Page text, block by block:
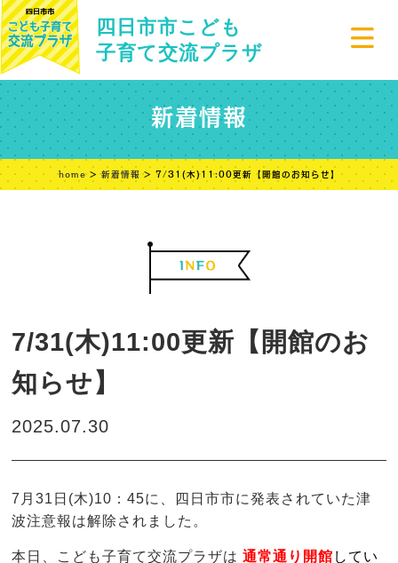
四日市市こども
子育て交流プラザ
新着情報
home>新着情報 > 7/31(木)11:00更新【開館のお知らせ】
7/31(木)11:00更新【開館のお
知らせ】
2025.07.30
7月31日(木)10：45に、四日市市に発表されていた津
波注意報は解除されました。
本日、こども子育て交流プラザは通常通り開館 してい